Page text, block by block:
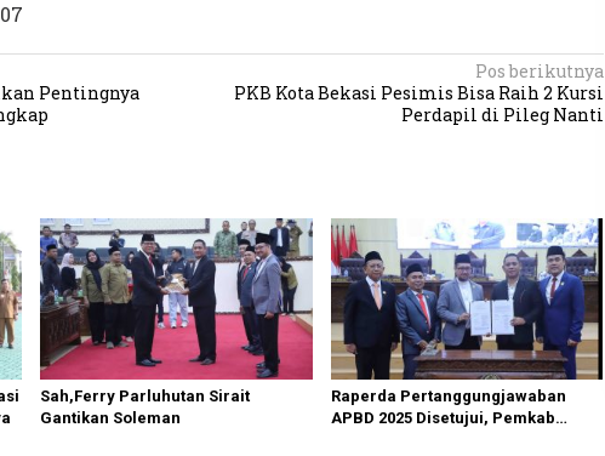
Pentingnya
Pos berikutnya
PKB Kota Bekasi Pesimis Bisa Raih 2 Kursi
Perdapil di Pileg Nanti
Sah,Ferry Parluhutan Sirait
Gantikan Soleman
Raperda Pertanggungjawaban
APBD 2025 Disetujui, Pemkab